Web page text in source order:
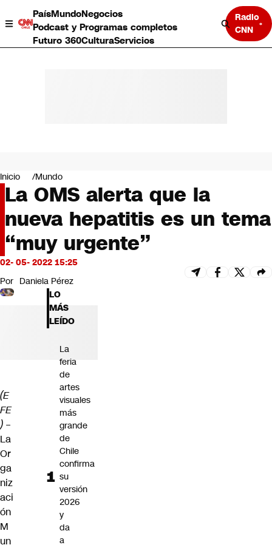
PaísMundoNegocios
Podcast y Programas completos
Futuro 360CulturaServicios
Radio
CNN
Negocios
Deportes
Programas completos
Cultura
Servicios
Bits
CNN Data
CNN tiempo
Futuro 360
Opinión
Inicio Mundo
La OMS alerta que la
nueva hepatitis es un tema
“muy urgente”
02- 05- 2022 15:25
Por Daniela Pérez
(E
FE
) –
La
Or
ga
niz
aci
ón
M
un
LO
MÁS
LEÍDO
La
feria
de
artes
visuales
más
grande
de
Chile
confirma
su
versión
2026
y
da
a